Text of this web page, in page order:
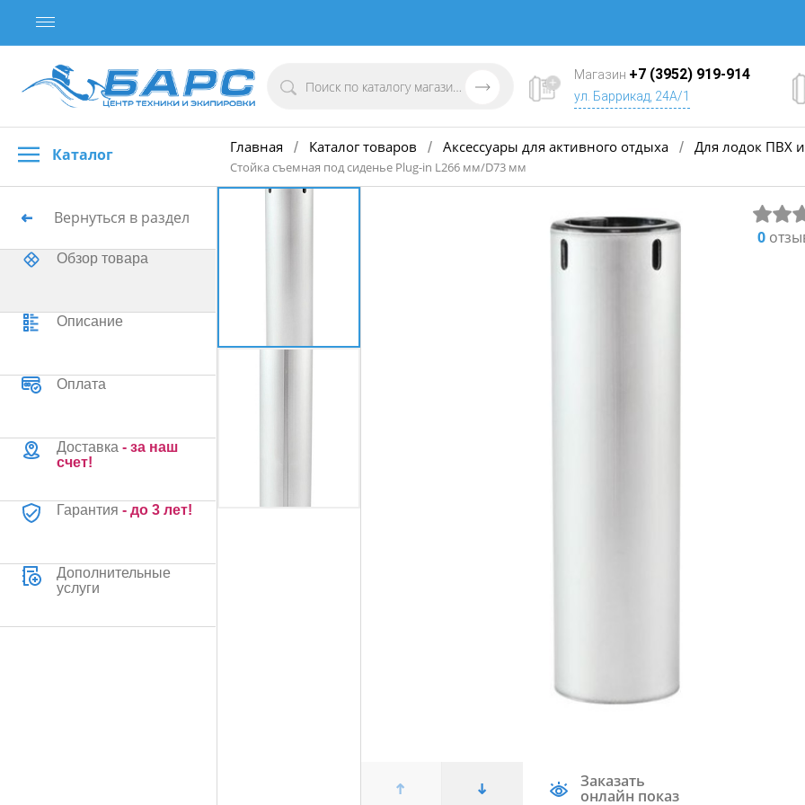
Магазин +7 (3952) 919-914
ул. Баррикад, 24А/1
Каталог Главная / Каталог товаров / Аксессуары для активного отдыха / Для лодок ПВХ
Стойка съемная под сиденье Plug-in L266 мм/D73 мм
Вернуться в раздел
Обзор товара
Описание
Оплата
Доставка - за наш
счет!
Гарантия - до 3 лет!
Дополнительные
услуги
0
Заказать
онлайн показ